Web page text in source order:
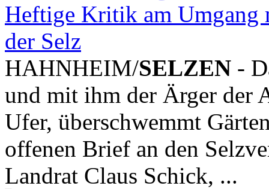
Heftige Kritik am Umgang
der Selz
HAHNHEIM/SELZEN -
und mit ihm der Ärger der
Ufer, überschwemmt
offenen Brief an den
Landrat Claus Schick, ...